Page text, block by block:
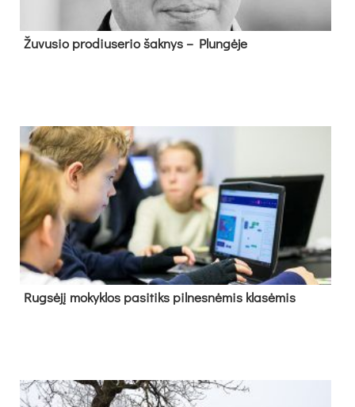
Žu­vu­sio pro­diu­se­rio šak­nys – Plun­gė­je
Rug­sė­jį mo­kyk­los pa­si­tiks pil­nes­nė­mis kla­sė­mis